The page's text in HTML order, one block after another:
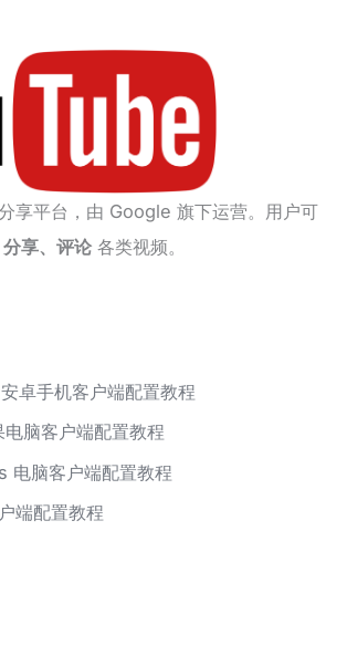
享平台，由 Google 旗下运营。用户可
分享、评论 各类视频。
卓手机客户端配置教程
脑客户端配置教程
脑客户端配置教程
端配置教程